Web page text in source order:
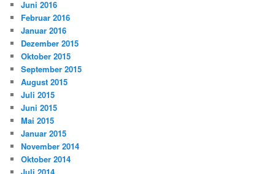
Juni 2016
Februar 2016
Januar 2016
Dezember 2015
Oktober 2015
September 2015
August 2015
Juli 2015
Juni 2015
Mai 2015
Januar 2015
November 2014
Oktober 2014
Juli 2014